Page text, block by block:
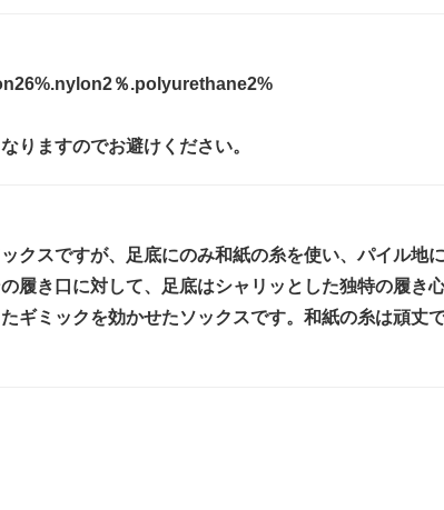
％.polyurethane2%
りますのでお避けください。
クスですが、足底にのみ和紙の糸を使い、パイル地
履き口に対して、足底はシャリッとした独特の履き心
ギミックを効かせたソックスです。和紙の糸は頑丈